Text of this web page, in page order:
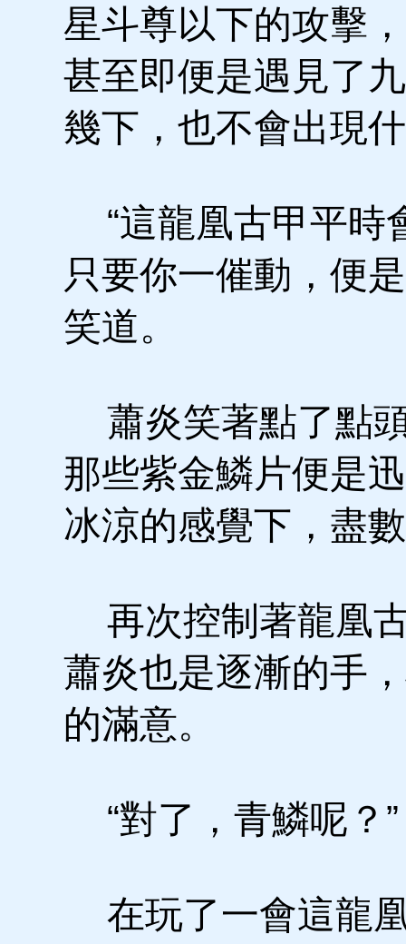
星斗尊以下的攻擊
甚至即便是遇見了
幾下，也不會出現
“這龍凰古甲平時
只要你一催動，便
笑道。
蕭炎笑著點了點
那些紫金鱗片便是
冰涼的感覺下，盡
再次控制著龍凰
蕭炎也是逐漸的手
的滿意。
“對了，青鱗呢？”
在玩了一會這龍